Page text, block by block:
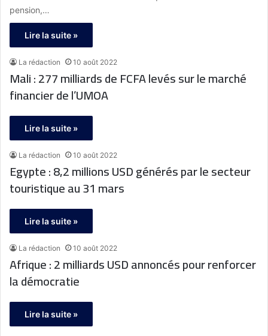
pension,…
Lire la suite »
La rédaction 10 août 2022
Mali : 277 milliards de FCFA levés sur le marché
financier de l’UMOA
Lire la suite »
La rédaction 10 août 2022
Egypte : 8,2 millions USD générés par le secteur
touristique au 31 mars
Lire la suite »
La rédaction 10 août 2022
Afrique : 2 milliards USD annoncés pour renforcer
la démocratie
Lire la suite »